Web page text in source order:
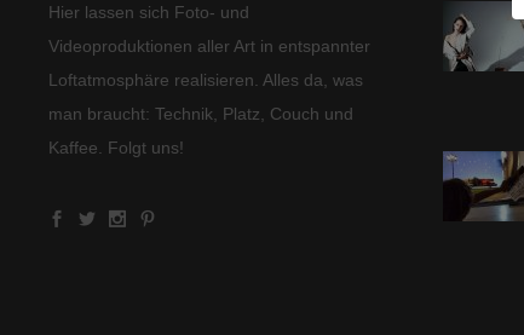
Hier lassen sich Foto- und
Videoproduktionen aller Art in entspannter
Loftatmosphäre realisieren. Alles da, was
man braucht: Technik, Platz, Couch und
Kaffee. Folgt uns!